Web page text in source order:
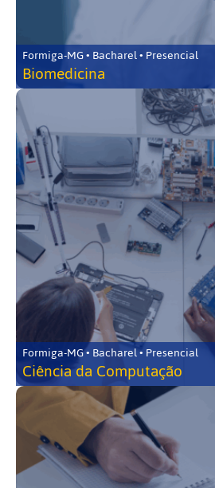
Formiga-MG • Bacharel • Presencial
Biomedicina
Formiga-MG • Bacharel • Presencial
Ciência da Computação